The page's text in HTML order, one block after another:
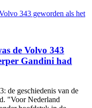
de Volvo 343
Gandini had
de geschiedenis van de
"Voor Nederland